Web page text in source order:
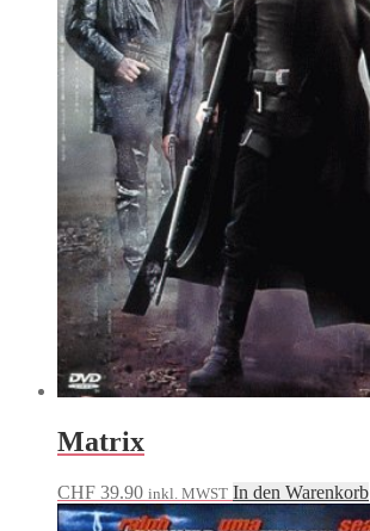
Matrix
CHF 39.90 inkl. MWST In den Warenkorb